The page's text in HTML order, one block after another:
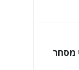
מסחר